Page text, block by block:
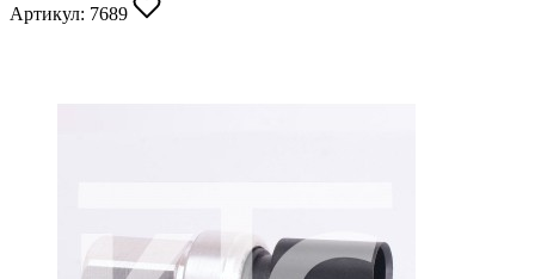
Артикул: 7689